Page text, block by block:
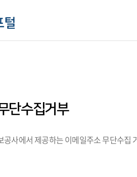
단수집거부
공사에서 제공하는 이메일주소 무단수집